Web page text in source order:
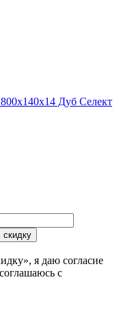
Дуб Селект
скидку
я даю согласие
с